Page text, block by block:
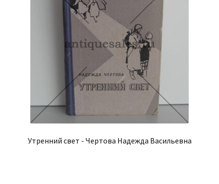
Утренний свет - Чертова Надежда Васильевна